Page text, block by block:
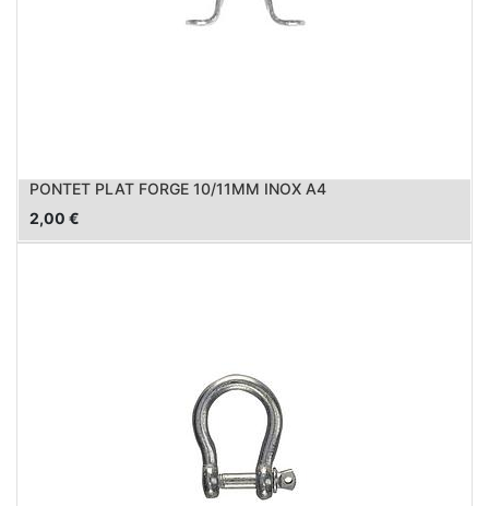
PONTET PLAT FORGE 10/11MM INOX A4
2,00 €